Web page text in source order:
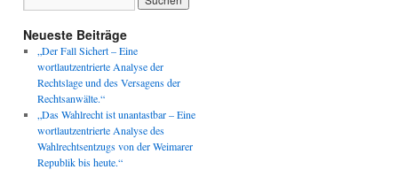
Neueste Beiträge
„Der Fall Sichert – Eine
wortlautzentrierte Analyse der
Rechtslage und des Versagens der
Rechtsanwälte.“
„Das Wahlrecht ist unantastbar – Eine
wortlautzentrierte Analyse des
Wahlrechtsentzugs von der Weimarer
Republik bis heute.“